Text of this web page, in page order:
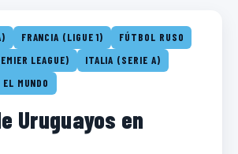
FRANCIA (LIGUE 1)
FÚTBOL RUSO
LEAGUE)
ITALIA (SERIE A)
MUNDO
Uruguayos en